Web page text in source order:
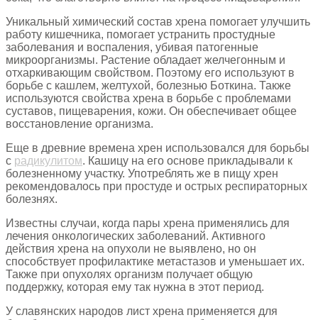
Уникальный химический состав хрена помогает улучшить
работу кишечника, помогает устранить простудные
заболевания и воспаления, убивая патогенные
микроорганизмы. Растение обладает желчегонным и
отхаркивающим свойством. Поэтому его используют в
борьбе с кашлем, желтухой, болезнью Боткина. Также
используются свойства хрена в борьбе с проблемами
суставов, пищеварения, кожи. Он обеспечивает общее
восстановление организма.
Еще в древние времена хрен использовался для борьбы
с радикулитом. Кашицу на его основе прикладывали к
болезненному участку. Употреблять же в пищу хрен
рекомендовалось при простуде и острых респираторных
болезнях.
Известны случаи, когда пары хрена применялись для
лечения онкологических заболеваний. Активного
действия хрена на опухоли не выявлено, но он
способствует профилактике метастазов и уменьшает их.
Также при опухолях организм получает общую
поддержку, которая ему так нужна в этот период.
У славянских народов лист хрена применяется для